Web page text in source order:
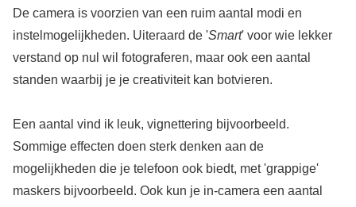
De camera is voorzien van een ruim aantal modi en
instelmogelijkheden. Uiteraard de 'Smart' voor wie lekker
verstand op nul wil fotograferen, maar ook een aantal
standen waarbij je je creativiteit kan botvieren.
Een aantal vind ik leuk, vignettering bijvoorbeeld.
Sommige effecten doen sterk denken aan de
mogelijkheden die je telefoon ook biedt, met 'grappige'
maskers bijvoorbeeld. Ook kun je in-camera een aantal